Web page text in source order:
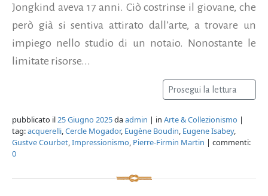
Jongkind aveva 17 anni. Ciò costrinse il giovane, che
però già si sentiva attirato dall’arte, a trovare un
impiego nello studio di un notaio. Nonostante le
limitate risorse...
Prosegui la lettura
pubblicato il25 Giugno 2025daadmin | in Arte & Collezionismo |
tag:acquerelli,Cercle Mogador, Eugène Boudin, Eugene Isabey,
Gustve Courbet,Impressionismo, Pierre-Firmin Martin | commenti:
0